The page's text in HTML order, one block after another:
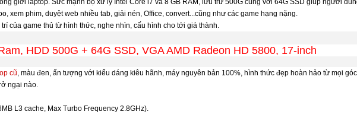
giới laptop. Sức mạnh bộ xử lý Intel Core i7 và 8 GB RAM, lưu trữ 500G cùng với 64G SSD giúp người
xem phim, duyệt web nhiều tab, giải nén, Office, convert...cũng như các game hạng nặng.
của game thủ từ hình thức, nghe nhìn, cấu hình cho tới giá thành.
HDD 500G + 64G SSD, VGA AMD Radeon HD 5800, 17-inch
cũ , màu đen, ấn tượng với kiểu dáng kiêu hãnh, máy nguyên bản 100%, hình thức đẹp hoàn hảo từ mọi góc
ngại nào.
L3 cache, Max Turbo Frequency 2.8GHz).